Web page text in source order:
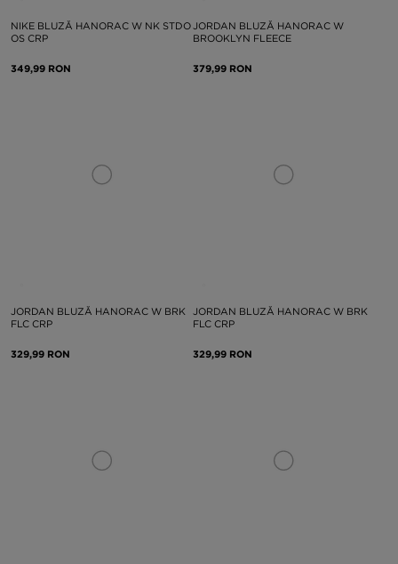
NIKE BLUZĂ HANORAC W NK STDO
OS CRP
349,99 RON
JORDAN BLUZĂ HANORAC W
BROOKLYN FLEECE
379,99 RON
JORDAN BLUZĂ HANORAC W BRK
FLC CRP
329,99 RON
JORDAN BLUZĂ HANORAC W BRK
FLC CRP
329,99 RON